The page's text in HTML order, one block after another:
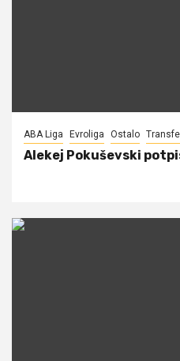
ABA Liga Evroliga Ostalo
Alekej Pokuševski